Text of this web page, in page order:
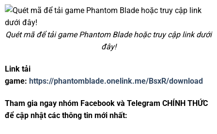
Quét mã để tải game Phantom Blade hoặc truy cập link dưới
đây!
Link tải
game: https://phantomblade.onelink.me/BsxR/download
Tham gia ngay nhóm Facebook và Telegram CHÍNH THỨC
để cập nhật các thông tin mới nhất: